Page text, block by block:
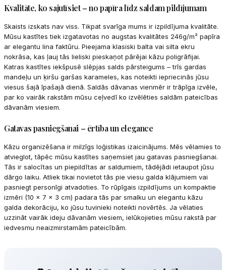
Kvalitāte, ko sajutīsiet – no papīra līdz saldam pildījumam
Skaists izskats nav viss. Tikpat svarīga mums ir izpildījuma kvalitāte.
Mūsu kastītes tiek izgatavotas no augstas kvalitātes 246g/m² papīra
ar elegantu lina faktūru. Pieejama klasiski balta vai silta ekru
nokrāsa, kas ļauj tās lieliski pieskaņot pārējai kāzu poligrāfijai.
Katras kastītes iekšpusē slēpjas salds pārsteigums – trīs gardas
mandeļu un ķiršu garšas karameles, kas noteikti iepriecinās jūsu
viesus šajā īpašajā dienā. Saldās dāvanas vienmēr ir trāpīga izvēle,
par ko vairāk rakstām mūsu ceļvedī ko izvēlēties saldām pateicības
dāvanām viesiem.
Gatavas pasniegšanai – ērtība un elegance
Kāzu organizēšana ir milzīgs loģistikas izaicinājums. Mēs vēlamies to
atvieglot, tāpēc mūsu kastītes saņemsiet jau gatavas pasniegšanai.
Tās ir salocītas un piepildītas ar saldumiem, tādējādi ietaupot jūsu
dārgo laiku. Atliek tikai novietot tās pie viesu galda klājumiem vai
pasniegt personīgi atvadoties. To rūpīgais izpildījums un kompaktie
izmēri (10 x 7 x 3 cm) padara tās par smalku un elegantu kāzu
galda dekorāciju, ko jūsu tuvinieki noteikti novērtēs. Ja vēlaties
uzzināt vairāk ideju dāvanām viesiem, ielūkojieties mūsu rakstā par
iedvesmu neaizmirstamām pateicībām.